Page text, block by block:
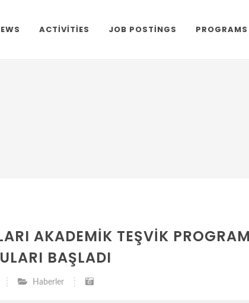
ACTIVITIES JOB POSTINGS PROGRAMS
AKADEMIK TEŞVIK
BAŞLADI
Haberler